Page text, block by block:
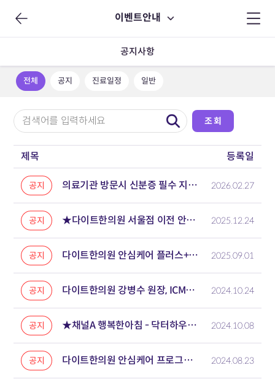
이벤트안내
공지사항
전체 공지 진료일정 일반
제목 등록일
공지 의료기관 방문시 신분증 필수 지참 안내 2026.02.27
공지 ★다이트한의원 서울점 이전 안내★ 2025.12.24
공지 다이트한의원 안심케어 플러스+ 프로그램 안내 2025.09.01
공지 다이트한의원 강병수 원장, ICMART 2024 포스트 어워드 수상 2024.10.24
공지 ★채널A 행복한아침 - 닥터하우스 [신수용 대표원장] 출연★ 2024.10.08
공지 다이트한의원 안심케어 프로그램 안내 2024.08.23